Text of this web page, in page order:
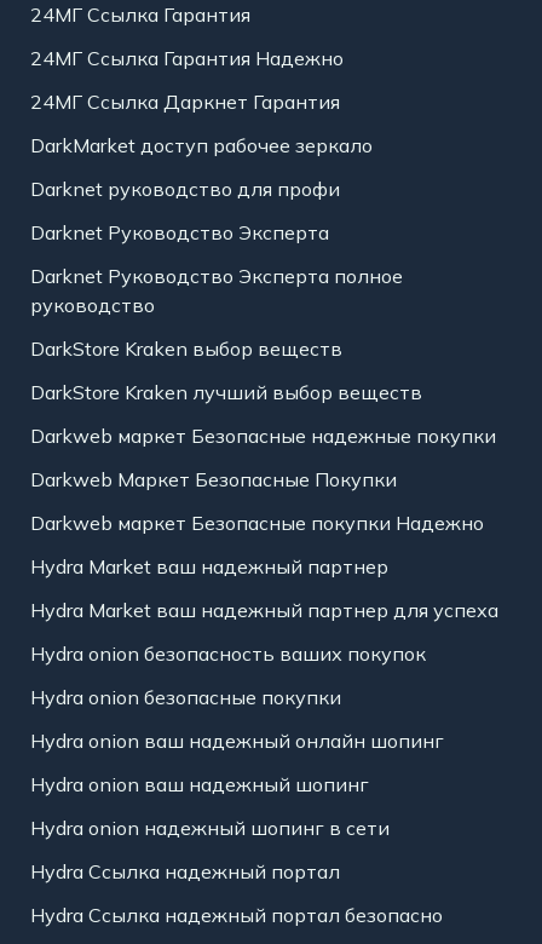
24МГ Ссылка Гарантия
24МГ Ссылка Гарантия Надежно
24МГ Ссылка Даркнет Гарантия
DarkMarket доступ рабочее зеркало
Darknet руководство для профи
Darknet Руководство Эксперта
Darknet Руководство Эксперта полное
руководство
DarkStore Kraken выбор веществ
DarkStore Kraken лучший выбор веществ
Darkweb маркет Безопасные надежные покупки
Darkweb Маркет Безопасные Покупки
Darkweb маркет Безопасные покупки Надежно
Hydra Market ваш надежный партнер
Hydra Market ваш надежный партнер для успеха
Hydra onion безопасность ваших покупок
Hydra onion безопасные покупки
Hydra onion ваш надежный онлайн шопинг
Hydra onion ваш надежный шопинг
Hydra onion надежный шопинг в сети
Hydra Ссылка надежный портал
Hydra Ссылка надежный портал безопасно